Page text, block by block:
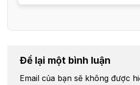
Để lại một bình luận
Email của bạn sẽ không được